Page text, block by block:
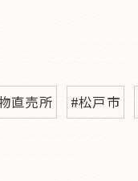
直売所 #松戸市